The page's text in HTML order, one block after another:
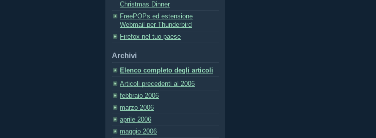
Christmas Dinner
FreePOPs ed estensione
Webmail per Thunderbird
Firefox nel tuo paese
Archivi
Elenco completo degli articoli
Articoli precedenti al 2006
febbraio 2006
marzo 2006
aprile 2006
maggio 2006